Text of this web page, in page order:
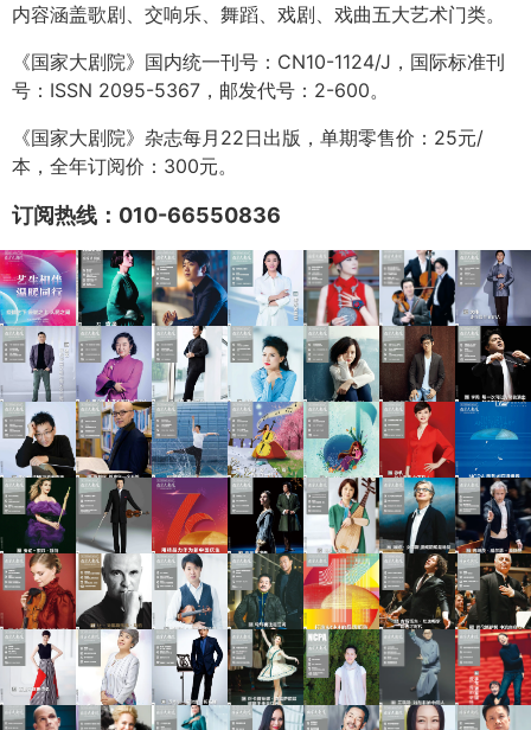
内容涵盖歌剧、交响乐、舞蹈、戏剧、戏曲五大艺术门类。
《国家大剧院》国内统一刊号：CN10-1124/J，国际标准刊
号：ISSN 2095-5367，邮发代号：2-600。
《国家大剧院》杂志每月22日出版，单期零售价：25元/
本，全年订阅价：300元。
订阅热线：010-66550836